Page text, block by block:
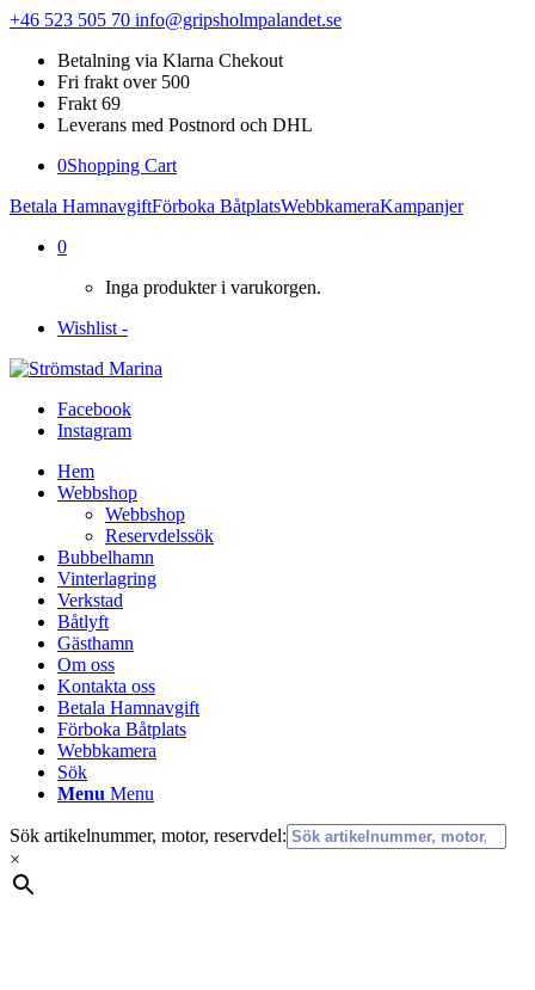
+46 523 505 70 info@gripsholmpalandet.se
Betalning via Klarna Chekout
Fri frakt over 500
Frakt 69
Leverans med Postnord och DHL
0Shopping Cart
Betala HamnavgiftFörboka BåtplatsWebbkameraKampanjer
0
Inga produkter i varukorgen.
Wishlist -
Facebook
Instagram
Hem
Webbshop
Webbshop
Reservdelssök
Bubbelhamn
Vinterlagring
Verkstad
Båtlyft
Gästhamn
Om oss
Kontakta oss
Betala Hamnavgift
Förboka Båtplats
Webbkamera
Sök
Menu Menu
Sök artikelnummer, motor, reservdel:
×